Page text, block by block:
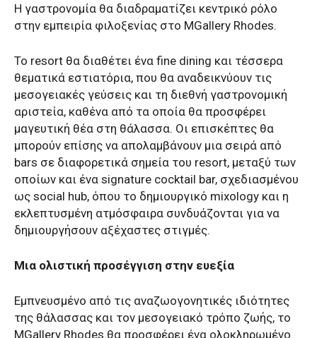
Η γαστρονομία θα διαδραματίζει κεντρικό ρόλο
στην εμπειρία φιλοξενίας στο MGallery Rhodes.
Το resort θα διαθέτει ένα fine dining και τέσσερα
θεματικά εστιατόρια, που θα αναδεικνύουν τις
μεσογειακές γεύσεις και τη διεθνή γαστρονομική
αριστεία, καθένα από τα οποία θα προσφέρει
μαγευτική θέα στη θάλασσα. Οι επισκέπτες θα
μπορούν επίσης να απολαμβάνουν μια σειρά από
bars σε διαφορετικά σημεία του resort, μεταξύ των
οποίων και ένα signature cocktail bar, σχεδιασμένου
ως social hub, όπου το δημιουργικό mixology και η
εκλεπτυσμένη ατμόσφαιρα συνδυάζονται για να
δημιουργήσουν αξέχαστες στιγμές.
Μια ολιστική προσέγγιση στην ευεξία
Εμπνευσμένο από τις αναζωογονητικές ιδιότητες
της θάλασσας και τον μεσογειακό τρόπο ζωής, το
MGallery Rhodes θα προσφέρει ένα ολοκληρωμένο